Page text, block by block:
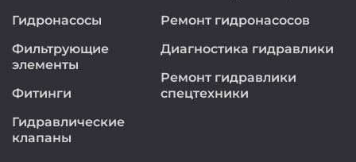
Гидронасосы
Фильтрующие
элементы
Фитинги
Гидравлические
клапаны
Ремонт гидронасосов
Диагностика гидравлики
Ремонт гидравлики
спецтехники